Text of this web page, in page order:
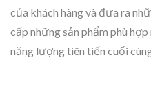
của khách hàng và đưa ra
cấp những sản phẩm phù
năng lượng tiên tiến cuối